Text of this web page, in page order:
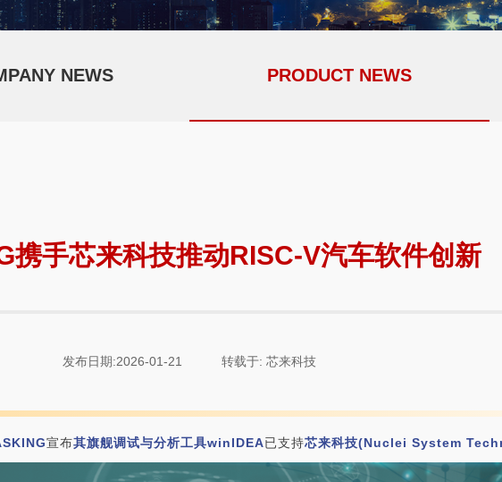
NEWS PRODUCT NEWS
携手芯来科技推动RISC-V汽车软件创新
发布日期:2026-01-21 转载于: 芯来科技
宣布其旗舰调试与分析工具winIDEA已支持芯来科技(Nuclei System